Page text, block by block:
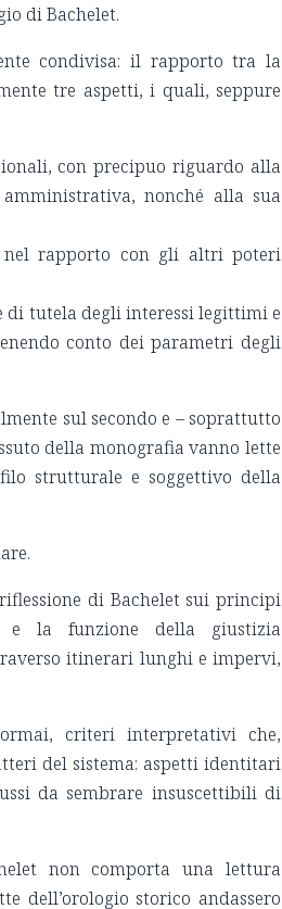
di Bachelet.
condivisa: il rapporto tra la
tre aspetti, i quali, seppure
con precipuo riguardo alla
nonché alla sua
rapporto con gli altri poteri
tutela degli interessi legittimi e
conto dei parametri degli
sul secondo e – soprattutto
della monografia vanno lette
strutturale e soggettivo della
di Bachelet sui principi
e la funzione della giustizia
itinerari lunghi e impervi,
criteri interpretativi che,
del sistema: aspetti identitari
da sembrare insuscettibili di
non comporta una lettura
dell’orologio storico andassero